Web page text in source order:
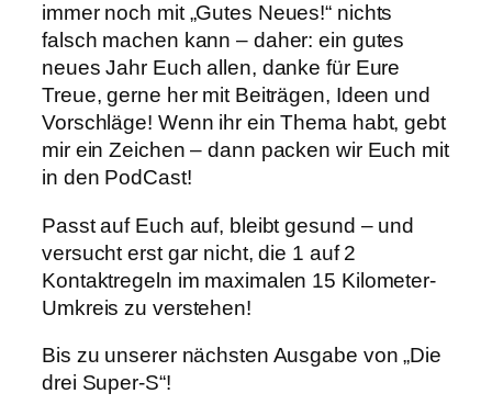
immer noch mit „Gutes Neues!“ nichts
falsch machen kann – daher: ein gutes
neues Jahr Euch allen, danke für Eure
Treue, gerne her mit Beiträgen, Ideen und
Vorschläge! Wenn ihr ein Thema habt, gebt
mir ein Zeichen – dann packen wir Euch mit
in den PodCast!
Passt auf Euch auf, bleibt gesund – und
versucht erst gar nicht, die 1 auf 2
Kontaktregeln im maximalen 15 Kilometer-
Umkreis zu verstehen!
Bis zu unserer nächsten Ausgabe von „Die
drei Super-S“!